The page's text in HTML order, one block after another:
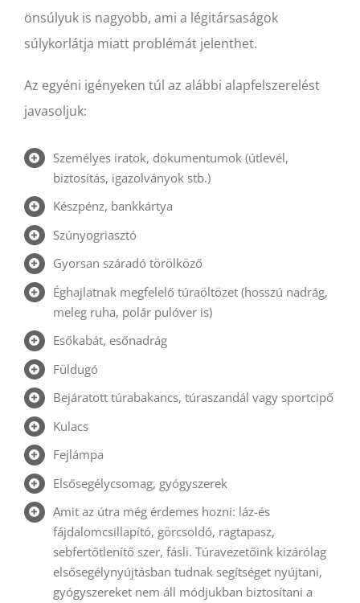
önsúlyuk is nagyobb, ami a légitársaságok
súlykorlátja miatt problémát jelenthet.
Az egyéni igényeken túl az alábbi alapfelszerelést
javasoljuk:
Személyes iratok, dokumentumok (útlevél,
biztosítás, igazolványok stb.)
Készpénz, bankkártya
Szúnyogriasztó
Gyorsan száradó törölköző
Éghajlatnak megfelelő túraöltözet (hosszú nadrág,
meleg ruha, polár pulóver is)
Esőkabát, esőnadrág
Füldugó
Bejáratott túrabakancs, túraszandál vagy sportcipő
Kulacs
Fejlámpa
Elsősegélycsomag, gyógyszerek
Amit az útra még érdemes hozni: láz-és
fájdalomcsillapító, görcsoldó, ragtapasz,
sebfertőtlenítő szer, fásli. Túravezetőink kizárólag
elsősegélynyújtásban tudnak segítséget nyújtani,
gyógyszereket nem áll módjukban biztosítani a